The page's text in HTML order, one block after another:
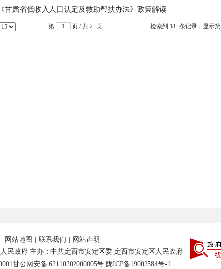
《甘肃省低收入人口认定及救助帮扶办法》政策解读
第 页 / 共 2 页 检索到 18 条记录，显示第
网站地图 联系我们
网站声明
民政府 主办：中共定西市安定区委 定西市安定区人民政府
甘公网安备 62110202000005号 陇ICP备19002584号-1